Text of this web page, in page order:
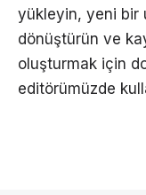
yükleyin, yeni bir
dönüştürün ve
oluşturmak için
editörümüzde